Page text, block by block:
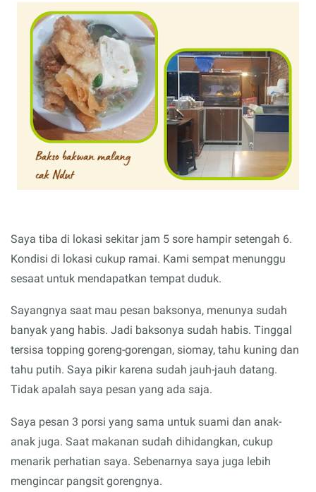
Saya tiba di lokasi sekitar jam 5 sore hampir setengah 6.
Kondisi di lokasi cukup ramai. Kami sempat menunggu
sesaat untuk mendapatkan tempat duduk.
Sayangnya saat mau pesan baksonya, menunya sudah
banyak yang habis. Jadi baksonya sudah habis. Tinggal
tersisa topping goreng-gorengan, siomay, tahu kuning dan
tahu putih. Saya pikir karena sudah jauh-jauh datang.
Tidak apalah saya pesan yang ada saja.
Saya pesan 3 porsi yang sama untuk suami dan anak-
anak juga. Saat makanan sudah dihidangkan, cukup
menarik perhatian saya. Sebenarnya saya juga lebih
mengincar pangsit gorengnya.